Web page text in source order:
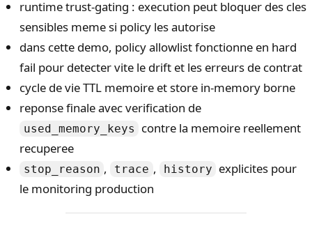
runtime trust-gating : execution peut bloquer des cles
sensibles meme si policy les autorise
dans cette demo, policy allowlist fonctionne en hard
fail pour detecter vite le drift et les erreurs de contrat
cycle de vie TTL memoire et store in-memory borne
reponse finale avec verification de
used_memory_keys
contre la memoire reellement
recuperee
stop_reason , trace , history explicites pour
le monitoring production